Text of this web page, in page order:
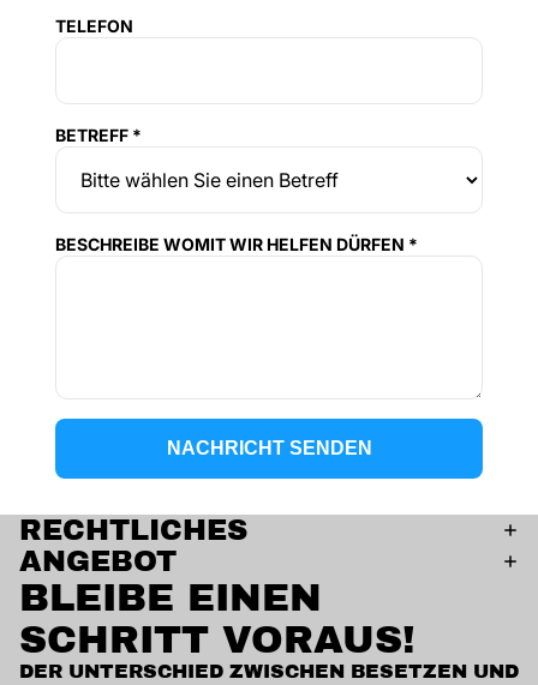
TELEFON
BETREFF *
BESCHREIBE WOMIT WIR HELFEN DÜRFEN *
NACHRICHT SENDEN
RECHTLICHES
ANGEBOT
BLEIBE EINEN
SCHRITT VORAUS!
DER UNTERSCHIED ZWISCHEN BESETZEN UND